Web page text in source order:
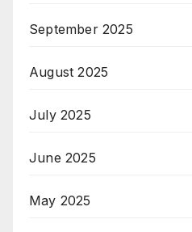
September 2025
August 2025
July 2025
June 2025
May 2025